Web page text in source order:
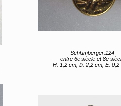
Schlumberger.124
entre 6e siècle et 8e
H. 1,2 cm, D. 2,2 cm, E. 0,2